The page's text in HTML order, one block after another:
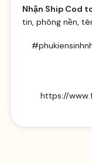
Nhận Ship Cod
tin, phông nền,
https://